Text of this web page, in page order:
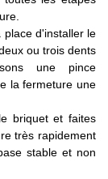
place d'installer le
ou trois dents
une pince
la fermeture une
briquet et faites
très rapidement
stable et non